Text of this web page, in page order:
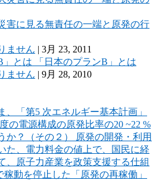
害に見る無責任の一端と原発の行
ません | 3月 23, 2011
「日本のプランB」とは
ません | 9月 28, 2010
、「第5 次エネルギー基本計画」
の電源構成の原発比率の20 ~22 %
か？（その２） 原発の開発・利用
た、電力料金の値上で、国民に経
、原子力産業を政策支援する仕組
動を停止した「原発の再稼働」